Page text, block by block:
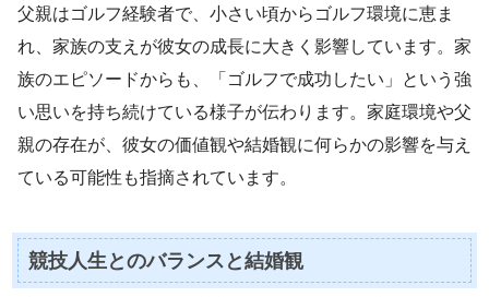
父親はゴルフ経験者で、小さい頃からゴルフ環境に恵ま
れ、家族の支えが彼女の成長に大きく影響しています。家
族のエピソードからも、「ゴルフで成功したい」という強
い思いを持ち続けている様子が伝わります。家庭環境や父
親の存在が、彼女の価値観や結婚観に何らかの影響を与え
ている可能性も指摘されています。
競技人生とのバランスと結婚観